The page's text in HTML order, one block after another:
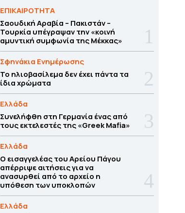
ΕΠΙΚΑΙΡΟΤΗΤΑ
Σαουδική Αραβία – Πακιστάν –
Τουρκία υπέγραψαν την «κοινή
αμυντική συμφωνία της Μέκκας»
Σφηνάκια Ενημέρωσης
Το ηλιοβασίλεμα δεν έχει πάντα τα
ίδια χρώματα
Ελλάδα
Συνελήφθη στη Γερμανία ένας από
τους εκτελεστές της «Greek Mafia»
Ελλάδα
Ο εισαγγελέας του Αρείου Πάγου
απέρριψε αιτήσεις για να
ανασυρθεί από το αρχείο η
υπόθεση των υποκλοπών
Ελλάδα